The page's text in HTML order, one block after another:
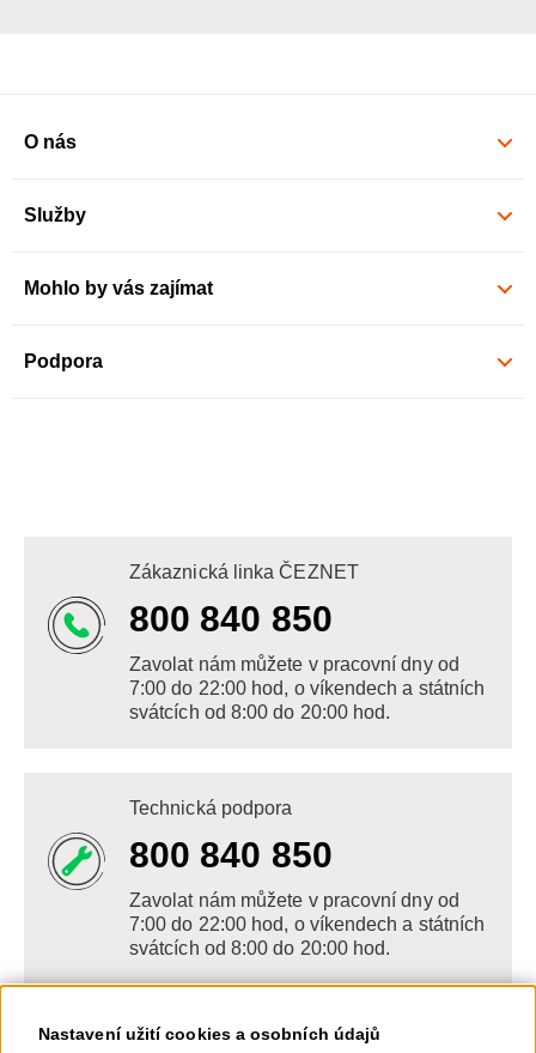
Nastavení užití cookies a osobních údajů
O nás
Služby
Mohlo by vás zajímat
Podpora
Zákaznická linka ČEZNET
800 840 850
Zavolat nám můžete v pracovní dny od
7:00 do 22:00 hod, o víkendech a státních
svátcích od 8:00 do 20:00 hod.
Technická podpora
800 840 850
Zavolat nám můžete v pracovní dny od
7:00 do 22:00 hod, o víkendech a státních
svátcích od 8:00 do 20:00 hod.
Napište nám